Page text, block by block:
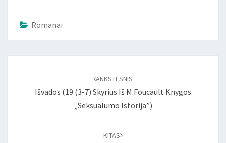
Romanai
ANKSTESNIS
Išvados (19 (3-7) Skyrius Iš M.Foucault Knygos
„Seksualumo Istorija”)
KITAS